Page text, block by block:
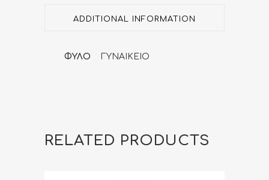
quantity
ADDITIONAL INFORMATION
ΦΥΛΟ ΓΥΝΑΙΚΕΙΟ
RELATED PRODUCTS